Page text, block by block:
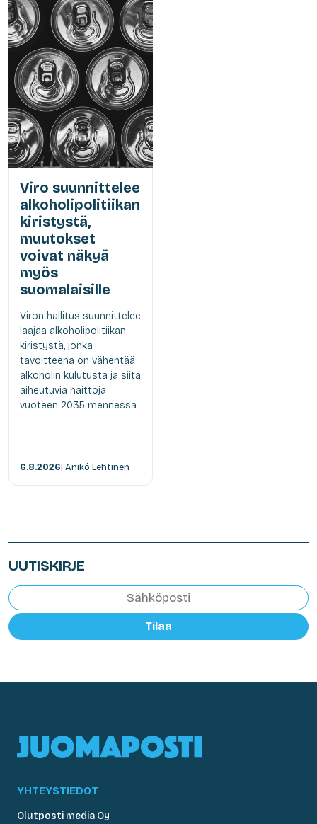
Viro suunnittelee
alkoholipolitiikan
kiristystä,
muutokset
voivat näkyä
myös
suomalaisille
Viron hallitus suunnittelee
laajaa alkoholipolitiikan
kiristystä, jonka
tavoitteena on vähentää
alkoholin kulutusta ja siitä
aiheutuvia haittoja
vuoteen 2035 mennessä.
6.8.2026| Anikó Lehtinen
UUTISKIRJE
Tilaa
YHTEYSTIEDOT
Olutposti media Oy